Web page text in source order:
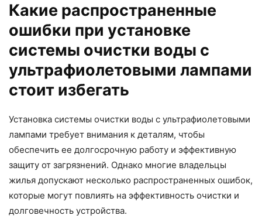
Какие распространенные
ошибки при установке
системы очистки воды с
ультрафиолетовыми лампами
стоит избегать
Установка системы очистки воды с ультрафиолетовыми
лампами требует внимания к деталям, чтобы
обеспечить ее долгосрочную работу и эффективную
защиту от загрязнений. Однако многие владельцы
жилья допускают несколько распространенных ошибок,
которые могут повлиять на эффективность очистки и
долговечность устройства.